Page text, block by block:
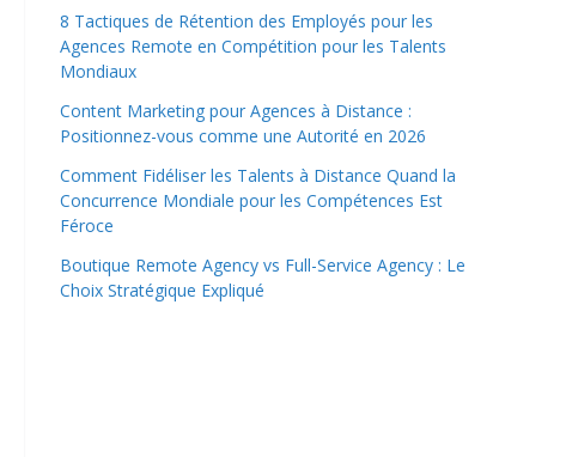
8 Tactiques de Rétention des Employés pour les
Agences Remote en Compétition pour les Talents
Mondiaux
Content Marketing pour Agences à Distance :
Positionnez-vous comme une Autorité en 2026
Comment Fidéliser les Talents à Distance Quand la
Concurrence Mondiale pour les Compétences Est
Féroce
Boutique Remote Agency vs Full-Service Agency : Le
Choix Stratégique Expliqué